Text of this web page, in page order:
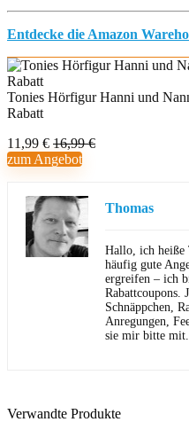
Entdecke die Amazon
Tonies Hörfigur Hanni und
Rabatt
11,99 € 16,99 €
zum Angebot
Thomas
Hallo, ich heiße
häufig gute
ergreifen – ich
Rabattcoupons.
Schnäppchen,
Anregungen,
sie mir bitte mit.
Verwandte Produkte